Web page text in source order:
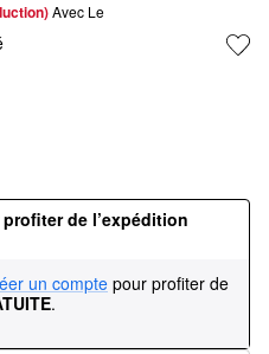
Avec Le
de l’expédition
un compte pour profiter de
.